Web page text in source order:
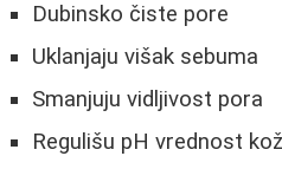
Dubinsko čiste pore
Uklanjaju višak sebuma
Smanjuju vidljivost pora
Regulišu pH vrednost